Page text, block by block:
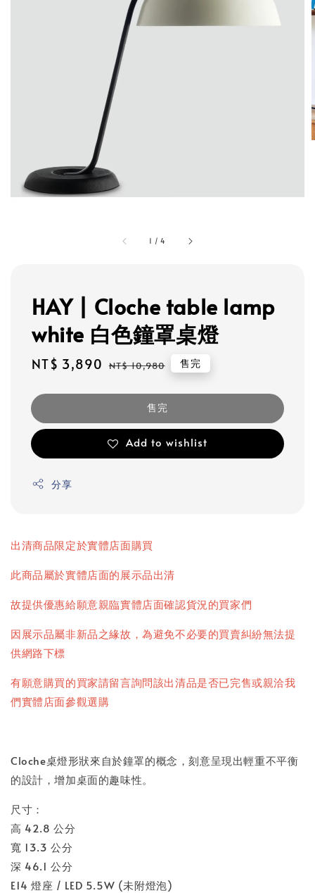
1 /4
HAY | Cloche table lamp
white 白色鐘罩桌燈
Sale
NT$ 3,890 Regular
NT$ 10,980 售完
售完
Add to wishlist
分享
出清商品限定於實體店面購買
此商品屬於實體店面的展示品出清
故提供優惠給願意親臨實體店面確認貨況的買家們
因展示品屬非新品之緣故，為避免不必要的買賣糾紛無法提
供網路下標
有願意購買的買家請留言詢問該出清品是否已完售或親洽我
們實體店面參觀選購
Cloche桌燈形狀來自於鐘罩的概念，刻意呈現出輕重不平衡
的設計，增加桌面的趣味性。
尺寸：
高 42.8 公分
寬 13.3 公分
深 46.1 公分
E14 燈座 / LED 5.5W (未附燈泡)